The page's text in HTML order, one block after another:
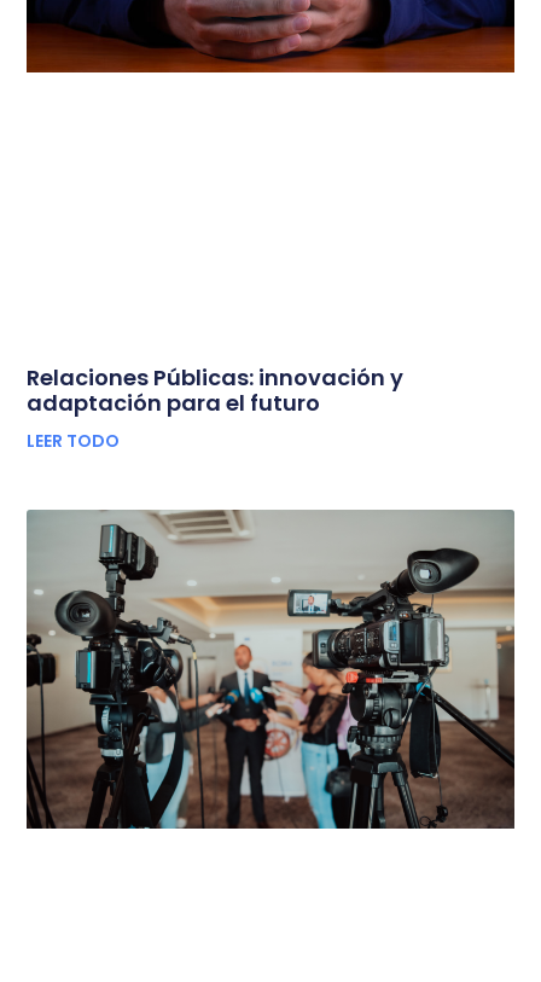
Relaciones Públicas: innovación y
adaptación para el futuro
LEER TODO